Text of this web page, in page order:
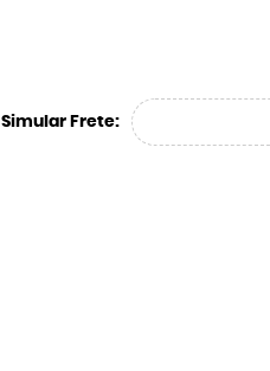
Simular Frete: